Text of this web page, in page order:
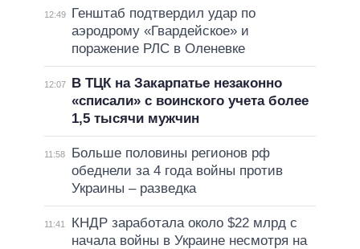
12:49
Генштаб подтвердил удар по
аэродрому «Гвардейское» и
поражение РЛС в Оленевке
12:07
В ТЦК на Закарпатье незаконно
«списали» с воинского учета более
1,5 тысячи мужчин
11:58
Больше половины регионов рф
обеднели за 4 года войны против
Украины – разведка
11:41
КНДР заработала около $22 млрд с
начала войны в Украине несмотря на